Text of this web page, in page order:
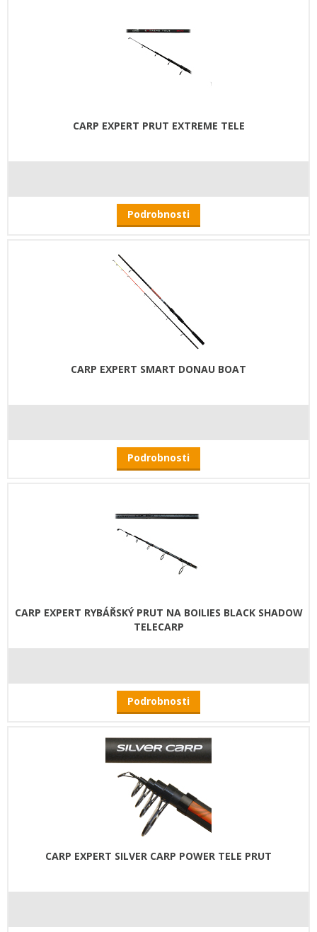
CARP EXPERT PRUT EXTREME TELE
Podrobnosti
CARP EXPERT SMART DONAU BOAT
Podrobnosti
CARP EXPERT RYBÁŘSKÝ PRUT NA BOILIES BLACK SHADOW
TELECARP
Podrobnosti
CARP EXPERT SILVER CARP POWER TELE PRUT